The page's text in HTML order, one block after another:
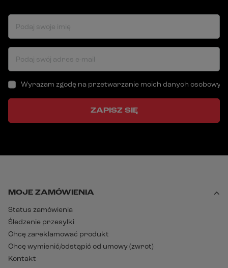
Podaj swoje imię
Podaj swój adres e-mail
Wyrażam zgodę na przetwarzanie moich danych
ZAPISZ SIĘ
MOJE ZAMÓWIENIA
Status zamówienia
Śledzenie przesyłki
Chcę zareklamować produkt
Chcę wymienić/odstąpić od umowy (zwrot)
Kontakt